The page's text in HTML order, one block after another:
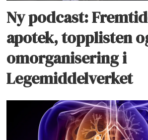
Ny podcast:
apotek, topplisten
omorganisering i
Legemiddelverket